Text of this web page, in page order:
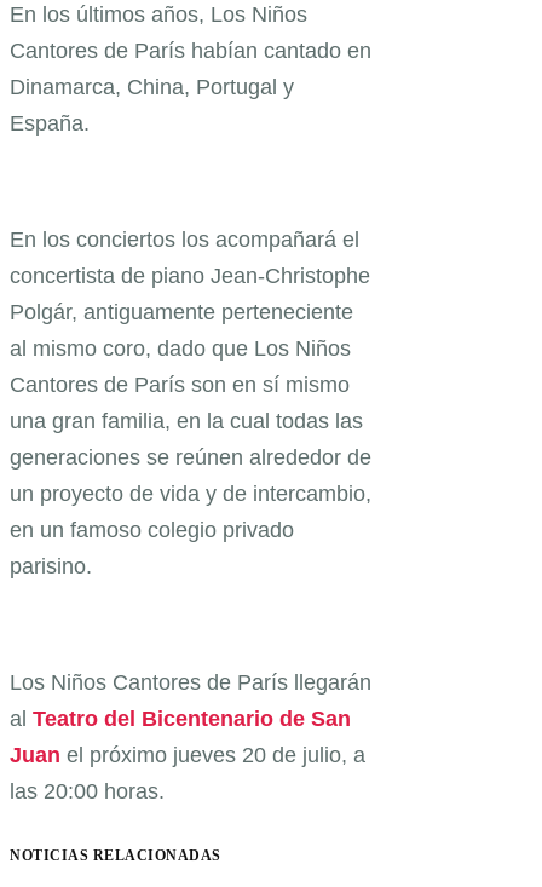
En los últimos años, Los Niños
Cantores de París habían cantado en
Dinamarca, China, Portugal y
España.
En los conciertos los acompañará el
concertista de piano Jean-Christophe
Polgár, antiguamente perteneciente
al mismo coro, dado que Los Niños
Cantores de París son en sí mismo
una gran familia, en la cual todas las
generaciones se reúnen alrededor de
un proyecto de vida y de intercambio,
en un famoso colegio privado
parisino.
Los Niños Cantores de París llegarán
al Teatro del Bicentenario de San
Juan el próximo jueves 20 de julio, a
las 20:00 horas.
NOTICIAS RELACIONADAS